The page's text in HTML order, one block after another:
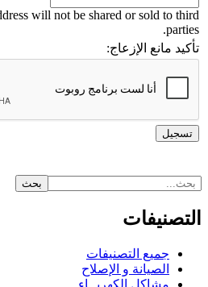
will not be shared or sold to third
parties.
تأكيد مانع الإزعاج:
التصنيفات
جميع التصنيفات
الصيانة و الإصلاح